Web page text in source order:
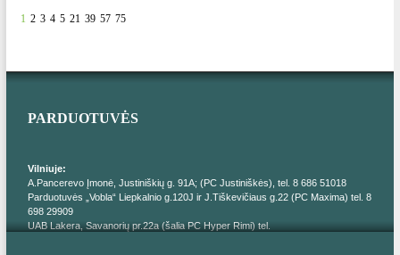
1 2 3 4 5 21 39 57 75
PARDUOTUVĖS
Vilniuje:
A.Pancerevo Įmonė, Justiniškių g. 91A; (PC Justiniškės), tel. 8 686 51018
Parduotuvės „Vobla“ Liepkalnio g.120J ir J.Tiškevičiaus g.22 (PC Maxima) tel. 8
698 29909
UAB Lakera, Savanorių pr.22a (šalia PC Hyper Rimi) tel.